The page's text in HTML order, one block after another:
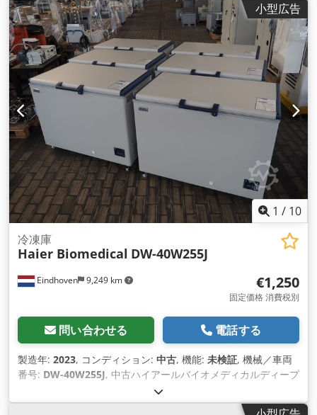
小型広告
1 / 10
Eindhoven 9,249 km
冷凍庫
Haier Biomedical DW-40W255J
€1,250
固定価格 消費税別
問い合わせる 電話する
製造年: 2023, コンディション: 中古, 機能: 未検証, 機械／車両
番号: DW-40W255J, 中古ハイアールバイオメディカルディープ
フリーザー DW-40W255J 製造元：青島ハラーバイオメディカ
ル株式会社 Dcedpswnbqyjfx Agtek 型式: DW-40W255J 電圧: